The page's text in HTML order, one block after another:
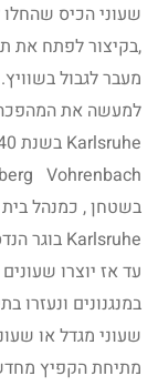
שעוני הכיס שהחלו
,בקיצור לפתח את
מעבר לגבול בשוויץ.
למעשה את המהפכה
Karlsruhe בוגר הנדסה ונאמן של הדוכס השולט באזור.
עד אז יוצרו
במנגנונים
שעוני מגדל או
מתיחת הקפיץ מחדש היה